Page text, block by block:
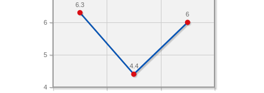
4
5
6
6
4.4
6.3